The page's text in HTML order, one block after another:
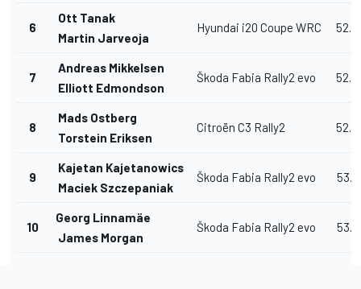
6
Ott Tanak
Martin Jarveoja
Hyundai i20 Coupe WRC
7
Andreas Mikkelsen
Elliott Edmondson
Škoda Fabia Rally2 evo
8
Mads Ostberg
Torstein Eriksen
Citroën C3 Rally2
9
Kajetan Kajetanowics
Maciek Szczepaniak
Škoda Fabia Rally2 evo
10
Georg Linnamäe
James Morgan
Škoda Fabia Rally2 evo